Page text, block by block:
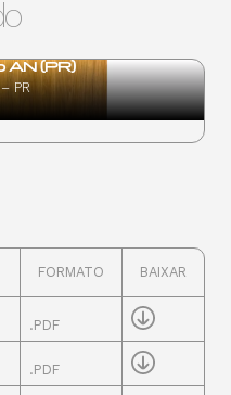
AN (PR)
PR
FORMATO BAIXAR
.PDF
.PDF